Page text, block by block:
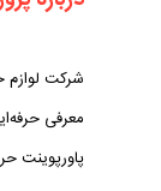
شرکت لوازم
معرفی
پاورپوینت